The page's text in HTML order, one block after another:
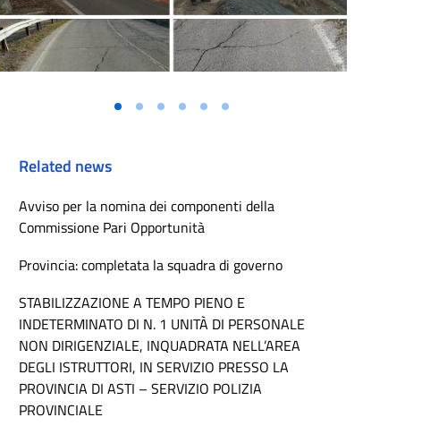
Related news
Avviso per la nomina dei componenti della
Commissione Pari Opportunità
Provincia: completata la squadra di governo
STABILIZZAZIONE A TEMPO PIENO E
INDETERMINATO DI N. 1 UNITÀ DI PERSONALE
NON DIRIGENZIALE, INQUADRATA NELL’AREA
DEGLI ISTRUTTORI, IN SERVIZIO PRESSO LA
PROVINCIA DI ASTI – SERVIZIO POLIZIA
PROVINCIALE